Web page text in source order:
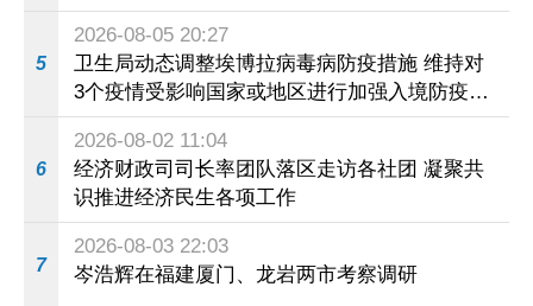
5
2026-08-05 20:27
卫生局动态调整埃博拉病毒病防疫措施 维持对
3个疫情受影响国家或地区进行加强入境防疫措
施
6
2026-08-02 11:04
经济财政司司长率团队落区走访各社团 凝聚共
识推进经济民生各项工作
7
2026-08-03 22:03
岑浩辉在福建厦门、龙岩两市考察调研